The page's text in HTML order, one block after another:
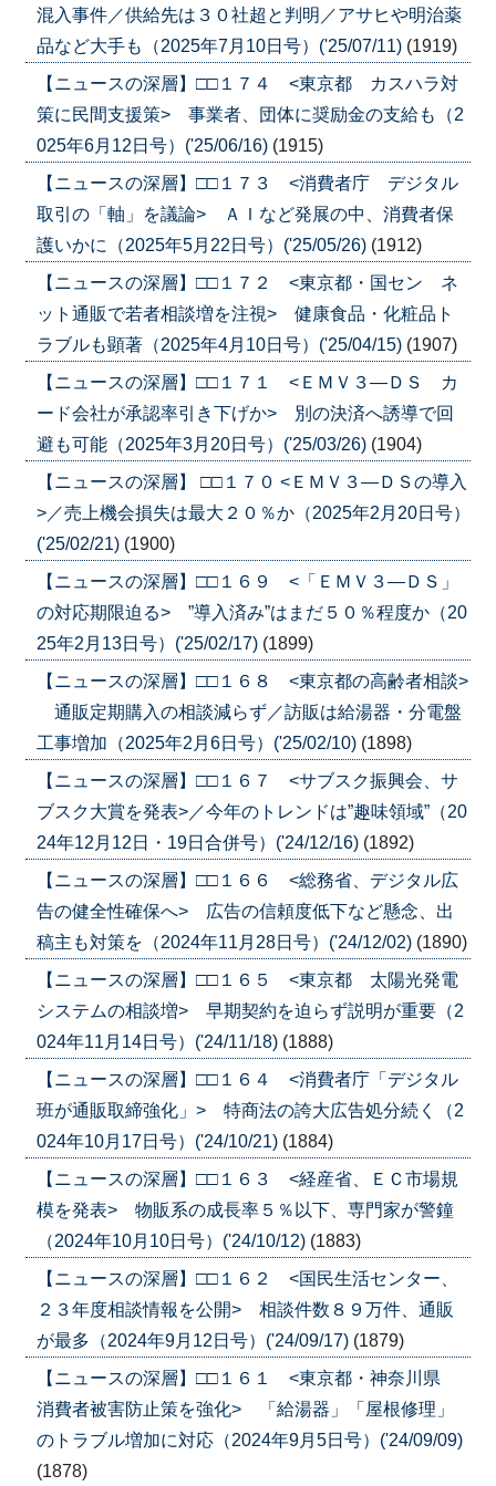
混入事件／供給先は３０社超と判明／アサヒや明治薬
品など大手も（2025年7月10日号）('25/07/11) (1919)
【ニュースの深層】□□１７４ <東京都 カスハラ対
策に民間支援策> 事業者、団体に奨励金の支給も（2
025年6月12日号）('25/06/16) (1915)
【ニュースの深層】□□１７３ <消費者庁 デジタル
取引の「軸」を議論> ＡＩなど発展の中、消費者保
護いかに（2025年5月22日号）('25/05/26) (1912)
【ニュースの深層】□□１７２ <東京都・国セン ネ
ット通販で若者相談増を注視> 健康食品・化粧品ト
ラブルも顕著（2025年4月10日号）('25/04/15) (1907)
【ニュースの深層】□□１７１ <ＥＭＶ３―ＤＳ カ
ード会社が承認率引き下げか> 別の決済へ誘導で回
避も可能（2025年3月20日号）('25/03/26) (1904)
【ニュースの深層】 □□１７０ <ＥＭＶ３―ＤＳの導入
>／売上機会損失は最大２０％か（2025年2月20日号）
('25/02/21) (1900)
【ニュースの深層】□□１６９ <「ＥＭＶ３―ＤＳ」
の対応期限迫る> ”導入済み”はまだ５０％程度か（20
25年2月13日号）('25/02/17) (1899)
【ニュースの深層】□□１６８ <東京都の高齢者相談>
通販定期購入の相談減らず／訪販は給湯器・分電盤
工事増加（2025年2月6日号）('25/02/10) (1898)
【ニュースの深層】□□１６７ <サブスク振興会、サ
ブスク大賞を発表>／今年のトレンドは”趣味領域”（20
24年12月12日・19日合併号）('24/12/16) (1892)
【ニュースの深層】□□１６６ <総務省、デジタル広
告の健全性確保へ> 広告の信頼度低下など懸念、出
稿主も対策を（2024年11月28日号）('24/12/02) (1890)
【ニュースの深層】□□１６５ <東京都 太陽光発電
システムの相談増> 早期契約を迫らず説明が重要（2
024年11月14日号）('24/11/18) (1888)
【ニュースの深層】□□１６４ <消費者庁「デジタル
班が通販取締強化」> 特商法の誇大広告処分続く（2
024年10月17日号）('24/10/21) (1884)
【ニュースの深層】□□１６３ <経産省、ＥＣ市場規
模を発表> 物販系の成長率５％以下、専門家が警鐘
（2024年10月10日号）('24/10/12) (1883)
【ニュースの深層】□□１６２ <国民生活センター、
２３年度相談情報を公開> 相談件数８９万件、通販
が最多（2024年9月12日号）('24/09/17) (1879)
【ニュースの深層】□□１６１ <東京都・神奈川県
消費者被害防止策を強化> 「給湯器」「屋根修理」
のトラブル増加に対応（2024年9月5日号）('24/09/09)
(1878)